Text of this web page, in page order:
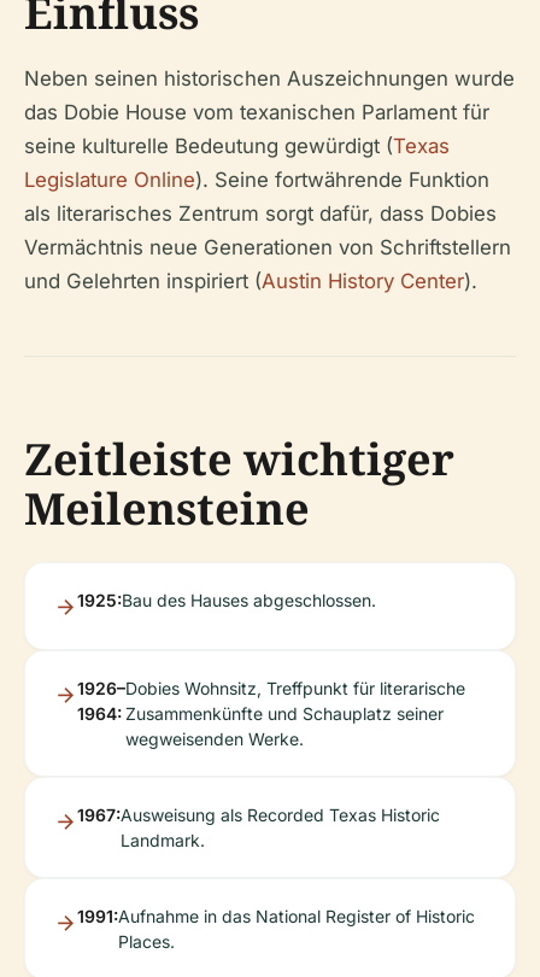
Einfluss
Neben seinen historischen Auszeichnungen wurde
das Dobie House vom texanischen Parlament für
seine kulturelle Bedeutung gewürdigt (Texas
Legislature Online). Seine fortwährende Funktion
als literarisches Zentrum sorgt dafür, dass Dobies
Vermächtnis neue Generationen von Schriftstellern
und Gelehrten inspiriert (Austin History Center).
Zeitleiste wichtiger
Meilensteine
1925:Bau des Hauses abgeschlossen.
1926–
1964:
Dobies Wohnsitz, Treffpunkt für literarische
Zusammenkünfte und Schauplatz seiner
wegweisenden Werke.
1967:Ausweisung als Recorded Texas Historic
Landmark.
1991:Aufnahme in das National Register of Historic
Places.